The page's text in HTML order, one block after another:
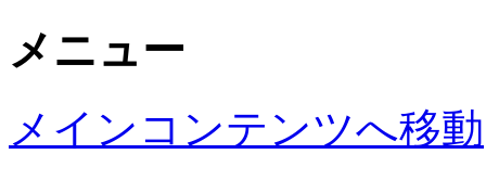
メニュー
メインコンテンツへ移動